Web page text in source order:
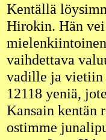
Kentällä
Hirokin. Hän
vaihdettava
vadille ja vietiin
12118 yeniä,
Kansain kentän
ostimme